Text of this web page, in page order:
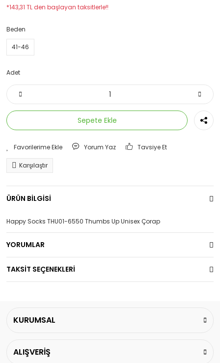
*143,31 TL den başlayan taksitlerle!!
Beden
41-46
Adet
Sepete Ekle
Yorum Yaz Tavsiye Et
Karşılaştır
ÜRÜN BİLGİSİ
Happy Socks THU01-6550 Thumbs Up Unisex Çorap
YORUMLAR
TAKSİT SEÇENEKLERİ
KURUMSAL
ALIŞVERİŞ